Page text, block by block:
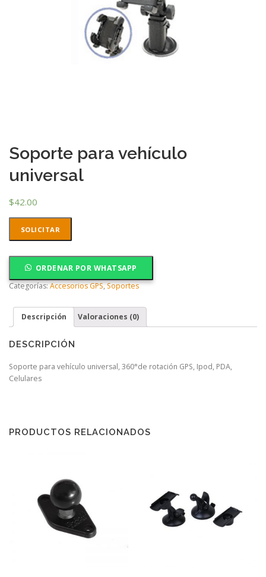
Soporte para vehículo
universal
$42.00
SOLICITAR
ORDENAR POR WHATSAPP
Categorías:Accesorios GPS,Soportes
Descripción Valoraciones (0)
DESCRIPCIÓN
Soporte para vehículo universal, 360°de rotación GPS, Ipod, PDA,
Celulares
PRODUCTOS RELACIONADOS